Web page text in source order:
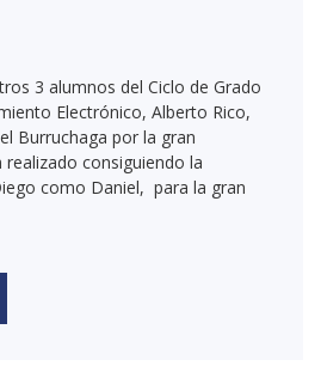
3 alumnos del Ciclo de Grado
Electrónico, Alberto Rico,
Burruchaga por la gran
consiguiendo la
como Daniel, para la gran